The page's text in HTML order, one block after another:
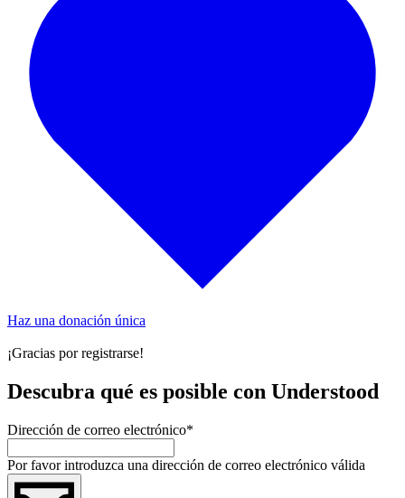
Haz una donación única
¡Gracias por registrarse!
Descubra qué es posible con Understood
Dirección de correo electrónico*
Por favor introduzca una dirección de correo electrónico válida